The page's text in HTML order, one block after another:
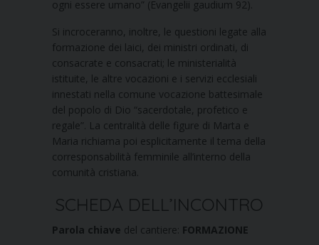
ogni essere umano” (Evangelii gaudium 92).
Si incroceranno, inoltre, le questioni legate alla
formazione dei laici, dei ministri ordinati, di
consacrate e consacrati; le ministerialità
istituite, le altre vocazioni e i servizi ecclesiali
innestati nella comune vocazione battesimale
del popolo di Dio “sacerdotale, profetico e
regale”. La centralità delle figure di Marta e
Maria richiama poi esplicitamente il tema della
corresponsabilità femminile all’interno della
comunità cristiana.
SCHEDA DELL’INCONTRO
Parola chiave del cantiere: FORMAZIONE